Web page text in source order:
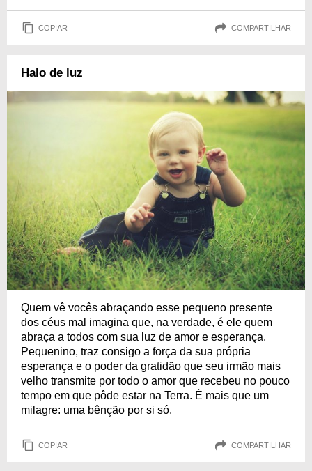
COPIAR COMPARTILHAR
Halo de luz
Quem vê vocês abraçando esse pequeno presente
dos céus mal imagina que, na verdade, é ele quem
abraça a todos com sua luz de amor e esperança.
Pequenino, traz consigo a força da sua própria
esperança e o poder da gratidão que seu irmão mais
velho transmite por todo o amor que recebeu no pouco
tempo em que pôde estar na Terra. É mais que um
milagre: uma bênção por si só.
COPIAR COMPARTILHAR